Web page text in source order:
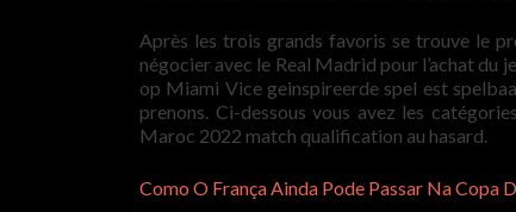
Après les trois grands favoris se trouve le
négocier avec le Real Madrid pour l’achat
op Miami Vice geinspireerde spel est
prenons. Ci-dessous vous avez les
Maroc 2022 match qualification au hasard.
Como O França Ainda Pode Passar Na Copa